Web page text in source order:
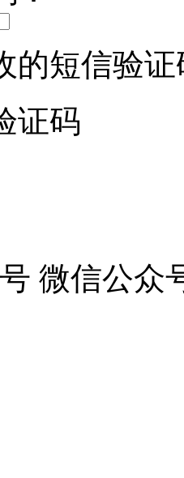
的短信验证
证码
微信公众